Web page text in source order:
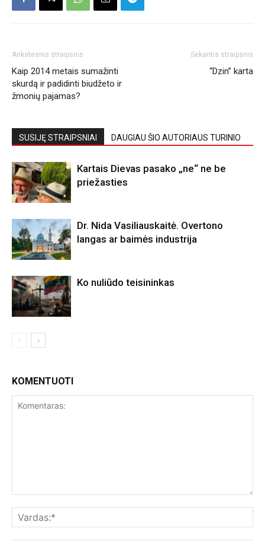
Ankstesnis straipsnis
Kaip 2014 metais sumažinti
skurdą ir padidinti biudžeto ir
žmonių pajamas?
Sekantis straipsnis
“Dzin” karta
SUSIJĘ STRAIPSNIAI DAUGIAU ŠIO AUTORIAUS TURINIO
Kartais Dievas pasako „ne“ ne be
priežasties
Dr. Nida Vasiliauskaitė. Overtono
langas ar baimės industrija
Ko nuliūdo teisininkas
KOMENTUOTI